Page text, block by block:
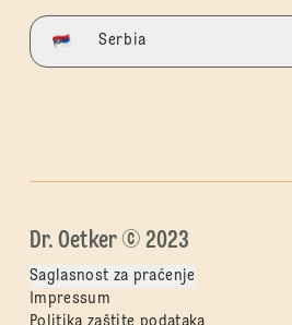
Serbia
Dr. Oetker © 2023
Saglasnost za praćenje
Impressum
Politika zaštite podataka